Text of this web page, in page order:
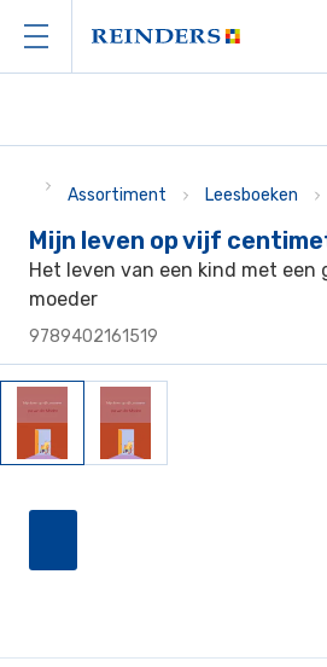
Assortiment Leesboeken
Mijn leven op vijf
Het leven van een kind met een
moeder
9789402161519